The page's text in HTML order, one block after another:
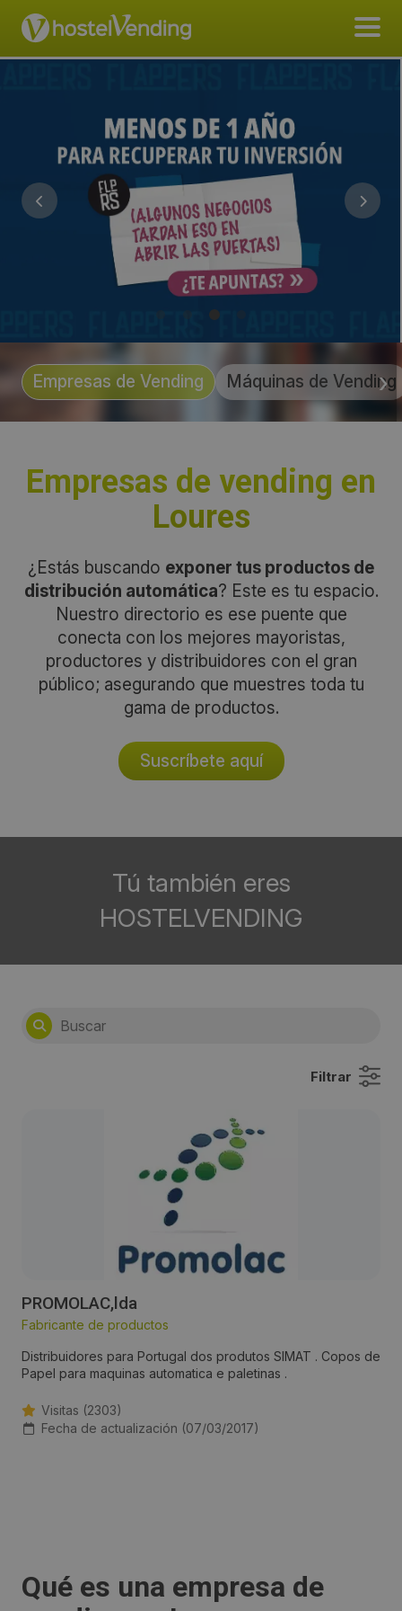
Empresas de Vending Máquinas de Vending
Empresas de vending en
Loures
¿Estás buscando exponer tus productos de
distribución automática? Este es tu espacio.
Nuestro directorio es ese puente que
conecta con los mejores mayoristas,
productores y distribuidores con el gran
público; asegurando que muestres toda tu
gama de productos.
Suscríbete aquí
Tú también eres
HOSTELVENDING
Filtrar
PROMOLAC,lda
Fabricante de productos
Distribuidores para Portugal dos produtos SIMAT . Copos de
Papel para maquinas automatica e paletinas .
Visitas (2303)
Fecha de actualización (07/03/2017)
Qué es una empresa de